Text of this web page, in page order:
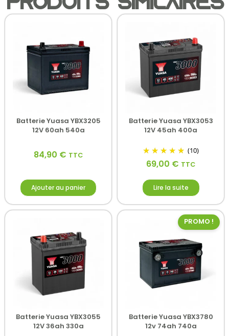
Produits similaires
Batterie Yuasa YBX3205
12V 60ah 540a
84,90 € TTC
Ajouter au panier
Batterie Yuasa YBX3053
12V 45ah 400a
(10)
69,00 € TTC
Lire la suite
Batterie Yuasa YBX3055
12V 36ah 330a
PROMO !
Batterie Yuasa YBX3780
12v 74ah 740a